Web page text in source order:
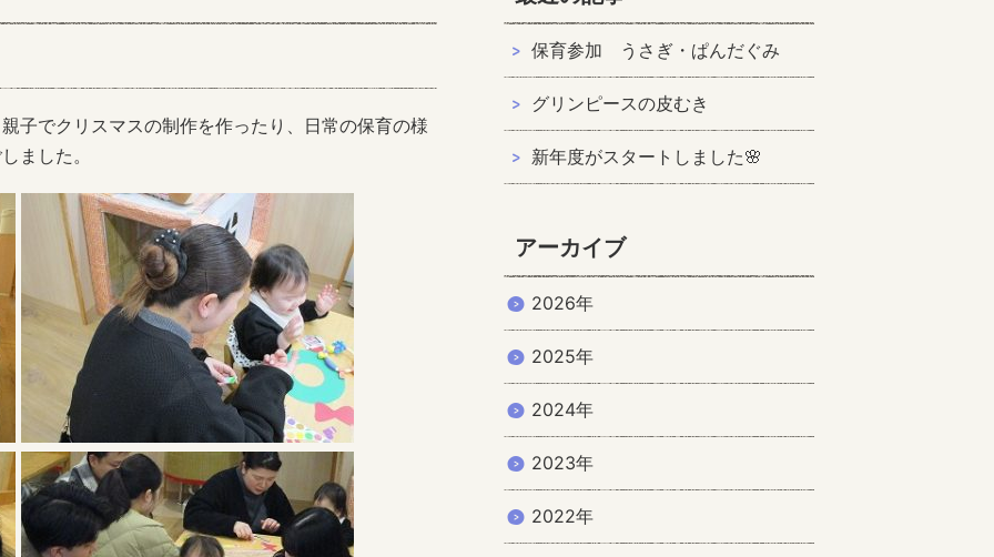
子でクリスマスの制作を作ったり、日常の保育の様
ました。
保育参加 うさぎ・ぱんだぐみ
グリンピースの皮むき
新年度がスタートしました🌸
アーカイブ
2026年
2025年
2024年
2023年
2022年